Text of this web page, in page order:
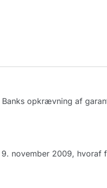
opkrævning af
november 2009, hvoraf